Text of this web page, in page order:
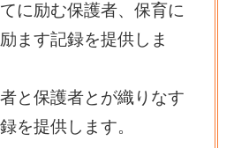
に励む保護者、保育に
ます記録を提供しま
と保護者とが織りなす
を提供します。